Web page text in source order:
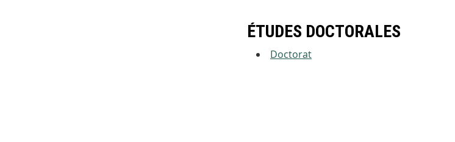
ÉTUDES DOCTORALES
Doctorat